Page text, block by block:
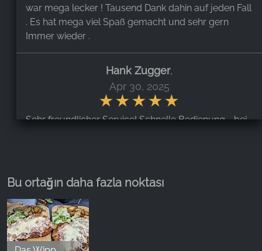
war mega lecker ! Tausend Dank dahin auf jeden Fall
. Es hat mega viel Spaß gemacht und sehr gern
Immer wieder .
Hank Zugger,
Apr 30, 2025
Sehr freundlicher Service! Schnelle Bedienung - bei
Waschbecken gehört bald mal saniert. Aber alles
sauber.
Bu ortağın daha fazla noktası